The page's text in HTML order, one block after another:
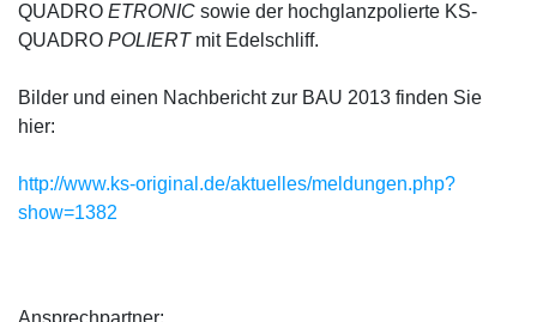
QUADRO ETRONIC sowie der hochglanzpolierte KS-
QUADRO POLIERTmit Edelschliff.
Bilder und einen Nachbericht zur BAU 2013 finden Sie
hier:
http://www.ks-original.de/aktuelles/meldungen.php?
show=1382
Ansprechpartner: